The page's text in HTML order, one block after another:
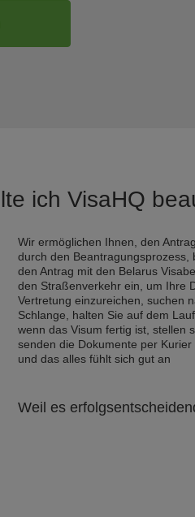
ich VisaHQ
Wir ermöglichen Ihnen, den
durch den Beantragungsprozess,
den Antrag mit den Belarus
den Straßenverkehr ein, um Ihre
Vertretung einzureichen, suchen
Schlange, halten Sie auf dem
wenn das Visum fertig ist, stellen
senden die Dokumente per
und das alles fühlt sich gut an
Weil es